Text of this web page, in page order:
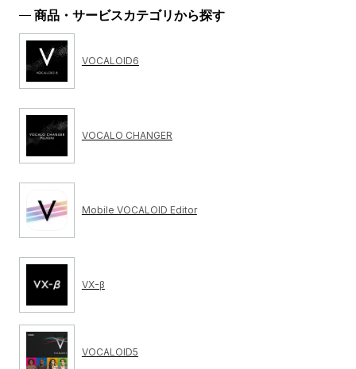
商品・サービスカテゴリから探す
VOCALOID6
VOCALO CHANGER
Mobile VOCALOID Editor
VX-β
VOCALOID5